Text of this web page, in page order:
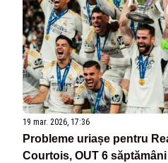
19 mar. 2026, 17:36
Probleme uriașe pentru
Courtois, OUT 6